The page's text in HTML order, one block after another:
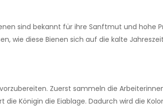
sind bekannt für ihre Sanftmut und hohe
wie diese Bienen sich auf die kalte
Zuerst sammeln die
Königin die Eiablage. Dadurch wird die